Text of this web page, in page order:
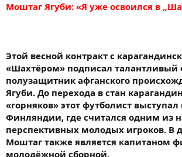
Моштаг Ягуби: «Я уже освоился в
Этой весной контракт с
«Шахтёром» подписал талантливый
полузащитник афганского
Ягуби. До перехода в стан
«горняков» этот футболист
Финляндии, где считался одним из
перспективных молодых игроков. В
Моштаг также является капитаном
молодёжной сборной.